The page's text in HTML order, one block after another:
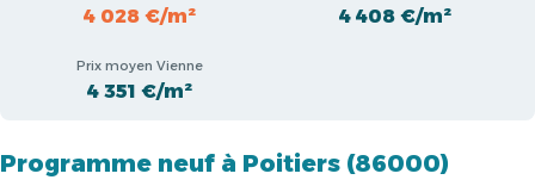
4 028 €/m² 4 408 €/m²
Prix moyen Vienne
4 351 €/m²
Programme neuf à Poitiers (86000)